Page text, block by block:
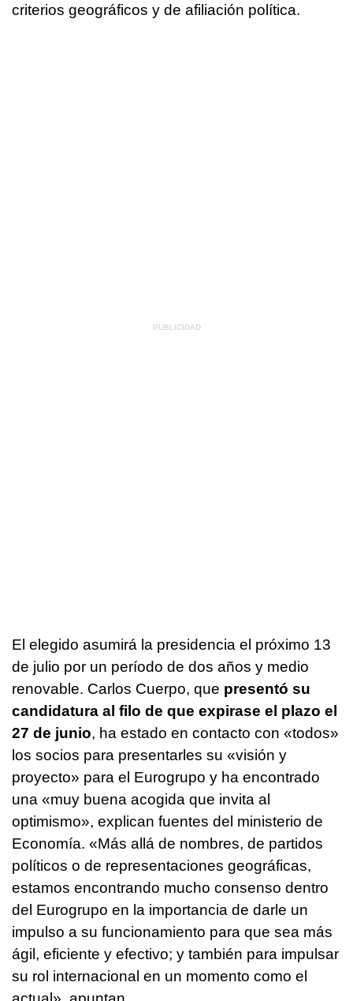
criterios geográficos y de afiliación política.
El elegido asumirá la presidencia el próximo 13
de julio por un período de dos años y medio
renovable. Carlos Cuerpo, que presentó su
candidatura al filo de que expirase el plazo el
27 de junio, ha estado en contacto con «todos»
los socios para presentarles su «visión y
proyecto» para el Eurogrupo y ha encontrado
una «muy buena acogida que invita al
optimismo», explican fuentes del ministerio de
Economía. «Más allá de nombres, de partidos
políticos o de representaciones geográficas,
estamos encontrando mucho consenso dentro
del Eurogrupo en la importancia de darle un
impulso a su funcionamiento para que sea más
ágil, eficiente y efectivo; y también para impulsar
su rol internacional en un momento como el